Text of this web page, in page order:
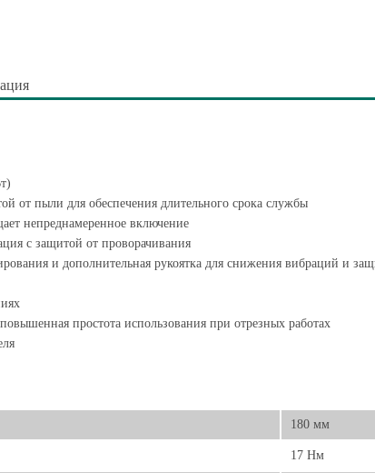
от пыли для обеспечения длительного срока службы
непреднамеренное включение
с защитой от проворачивания
и дополнительная рукоятка для снижения вибраций и
простота использования при отрезных работах
180 мм
17 Нм